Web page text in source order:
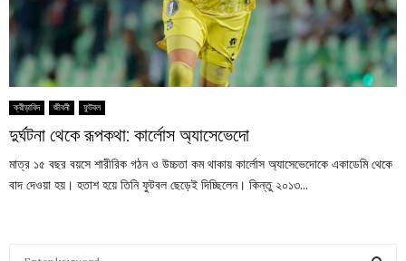
ক্রীড়াবিদ জীবনী ফুটবল
দুর্ঘটনা থেকে রূপকথা: কার্লোস অ্যাসেভেদো
মাত্র ১৫ বছর বয়সে শারীরিক গঠন ও উচ্চতা কম থাকায় কার্লোস অ্যাসেভেদোকে একাডেমি থেকে
বাদ দেওয়া হয়। হতাশ হয়ে তিনি ফুটবল ছেড়েই দিচ্ছিলেন। কিন্তু ২০১৩...